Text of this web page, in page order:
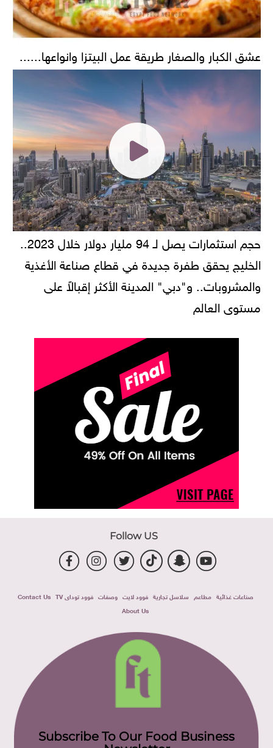
عشق الكبار والصغار طريقة عمل البيتزا وانواعها......
حجم استثمارات يصل لـ 94 مليار دولار خلال 2023..
الخليج يحقق طفرة جديدة في قطاع صناعة الأغذية
والمشروبات.. و"دبي" المدينة الأكثر إقبالاً على
مستوى العالم
Follow US
صناعات غذائية مطاعم سلاسل تجارية فوود لايت وصفات فوود توداى TV
Contact Us
About Us
Subscribe To Our Food Business